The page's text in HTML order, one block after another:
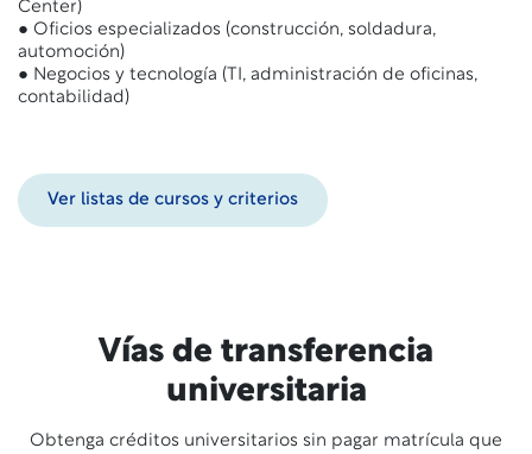
Center)
● Oficios especializados (construcción, soldadura,
automoción)
● Negocios y tecnología (TI, administración de oficinas,
contabilidad)
Ver listas de cursos y criterios
Vías de transferencia
universitaria
Obtenga créditos universitarios sin pagar matrícula que